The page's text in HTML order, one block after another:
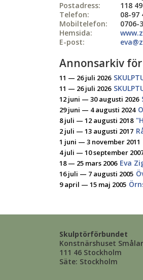
Postadress:
118
Telefon:
08-97
Mobiltelefon:
0706-
Hemsida:
E-post:
Annonsarkiv
11 — 26 juli 2026
11 — 26 juli 2026
12 juni — 30 augusti 2026
29 juni — 4 augusti 2024
8 juli — 12 augusti 2018
2 juli — 13 augusti 2017
1 juni — 3 november 2011
4 juli — 10 september
18 — 25 mars 2006 Eva
16 juli — 7 augusti 2005
9 april — 15 maj 2005
Skulptörförbundet
Konstnärshuset
111 46 Stockholm
Säte: Stockholm